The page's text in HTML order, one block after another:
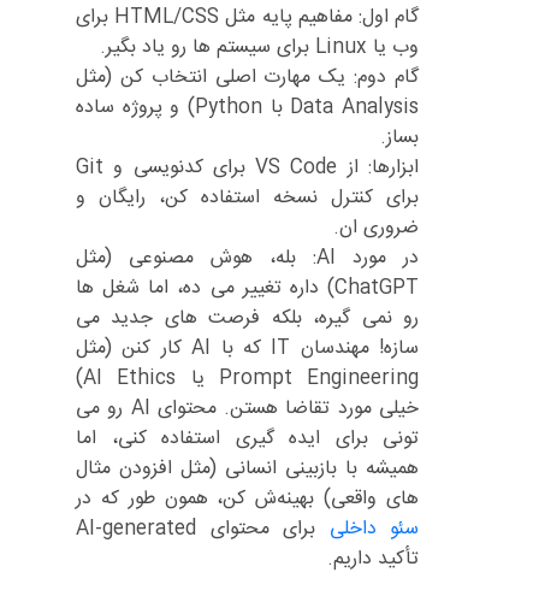
گام اول: مفاهیم پایه مثل HTML/CSS برای
وب یا Linux برای سیستم ها رو یاد بگیر.
گام دوم: یک مهارت اصلی انتخاب کن (مثل
Data Analysis با Python) و پروژه ساده
بساز.
ابزارها: از VS Code برای کدنویسی و Git
برای کنترل نسخه استفاده کن، رایگان و
ضروری ان.
در مورد AI: بله، هوش مصنوعی (مثل
ChatGPT) داره تغییر می ده، اما شغل ها
رو نمی گیره، بلکه فرصت های جدید می
سازه! مهندسان IT که با AI کار کنن (مثل
Prompt Engineering یا AI Ethics)
خیلی مورد تقاضا هستن. محتوای AI رو می
تونی برای ایده گیری استفاده کنی، اما
همیشه با بازبینی انسانی (مثل افزودن مثال
های واقعی) بهینه‌ش کن، همون طور که در
سئو داخلی
برای محتوای AI-generated
تأکید داریم.